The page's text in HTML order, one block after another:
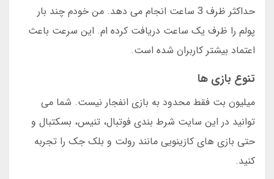
حداکثر ظرف 3 ساعت انجام می دهد. من خودم چند بار
پولم را ظرف یک ساعت دریافت کرده ام. این سرعت باعث
اعتماد بیشتر کاربران شده است.
تنوع بازی ها
میلیون بت فقط محدود به بازی انفجار نیست. شما می
توانید در این سایت شرط بندی فوتبال، تنیس، بسکتبال و
حتی بازی های کازینویی مانند رولت و بلک جک را تجربه
کنید.